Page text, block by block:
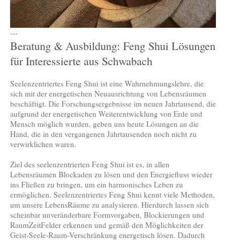
---
Beratung & Ausbildung: Feng Shui Lösungen
für Interessierte aus Schwabach
Seelenzentriertes Feng Shui ist eine Wahrnehmungslehre, die
sich mit der energetischen Neuausrichtung von Lebensräumen
beschäftigt. Die Forschungsergebnisse im neuen Jahrtausend, die
aufgrund der energetischen Weiterentwicklung von Erde und
Mensch möglich wurden, geben uns heute Lösungen an die
Hand, die in den vergangenen Jahrtausenden noch nicht zu
verwirklichen waren.
Ziel des seelenzentrierten Feng Shui ist es, in allen
Lebensräumen Blockaden zu lösen und den Energiefluss wieder
ins Fließen zu bringen, um ein harmonisches Leben zu
ermöglichen. Seelenzentriertes Feng Shui kennt viele Methoden,
um unsere LebensRäume zu analysieren. Hierdurch lassen sich
scheinbar unveränderbare Formvorgaben, Blockierungen und
RaumZeitFelder erkennen und gemäß den Möglichkeiten der
Geist-Seele-Raum-Verschränkung energetisch lösen. Dadurch